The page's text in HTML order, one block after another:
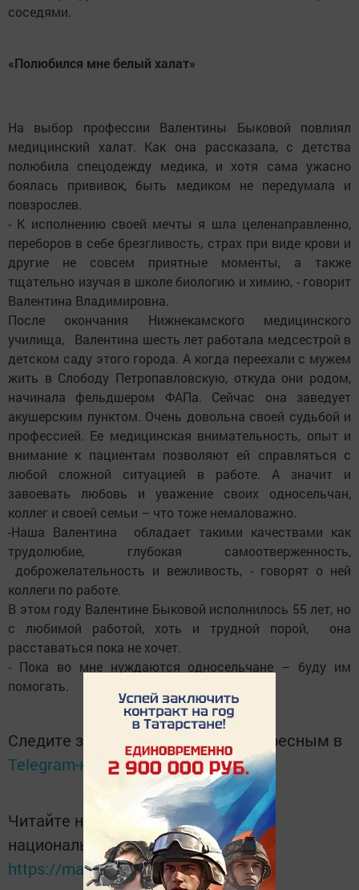
соседями.
«Полюбился мне белый халат»
На выбор профессии Валентины Быковой повлиял
медицинский халат. Как она рассказала, с детства
полюбила спецодежду медика, и хотя сама ужасно
боялась прививок, быть медиком не передумала и
повзрослев.
- К исполнению своей мечты я шла целенаправленно,
переборов в себе брезгливость, страх при виде крови и
другие не совсем приятные моменты, а также
тщательно изучая в школе биологию и химию, - говорит
Валентина Владимировна.
После окончания Нижнекамского медицинского
училища, Валентина шесть лет работала медсестрой в
детском саду этого города. А когда переехали с мужем
жить в Слободу Петропавловскую, откуда они родом,
начинала фельдшером ФАПа. Сейчас она заведует
акушерским пунктом. Очень довольна своей судьбой и
профессией. Ее медицинская внимательность, опыт и
внимание к пациентам позволяют ей справляться с
любой сложной ситуацией в работе. А значит и
завоевать любовь и уважение своих односельчан,
коллег и своей семьи – что тоже немаловажно.
-Наша Валентина обладает такими качествами как
трудолюбие, глубокая самоотверженность,
доброжелательность и вежливость, - говорят о ней
коллеги по работе.
В этом году Валентине Быковой исполнилось 55 лет, но
с любимой работой, хоть и трудной порой, она
расставаться пока не хочет.
- Пока во мне нуждаются односельчане – буду им
помогать.
Следите за самым важным и интересным в
Telegram-каналеТатмедиа
Читайте новости Татарстана в
национальном мессенджере MАХ:
https://max.ru/tatmedia